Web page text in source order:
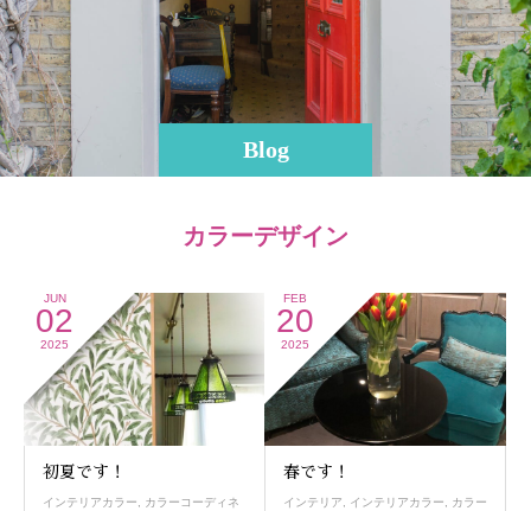
Blog
カラーデザイン
JUN
02
2025
初夏です！
インテリアカラー, カラーコーディネ
FEB
20
2025
春です！
インテリア, インテリアカラー, カラー